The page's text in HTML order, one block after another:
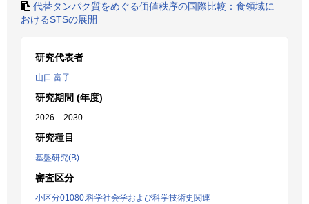
代替タンパク質をめぐる価値秩序の国際比較：食領域に
おけるSTSの展開
研究代表者
山口 富子
研究期間 (年度)
2026 – 2030
研究種目
基盤研究(B)
審査区分
小区分01080:科学社会学および科学技術史関連